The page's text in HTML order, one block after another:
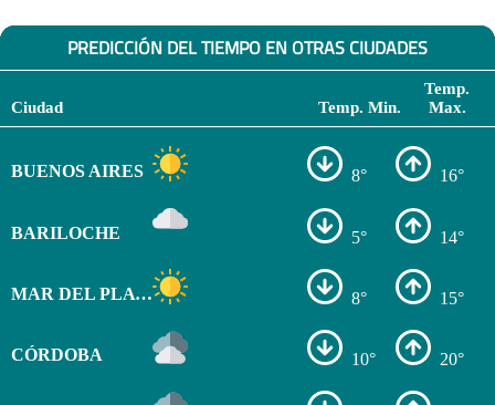
PREDICCIÓN DEL TIEMPO EN OTRAS CIUDADES
Ciudad Temp. Min.
Temp.
Max.
BUENOS AIRES 8° 16°
BARILOCHE 5° 14°
MAR DEL PLATA 8° 15°
CÓRDOBA 10° 20°